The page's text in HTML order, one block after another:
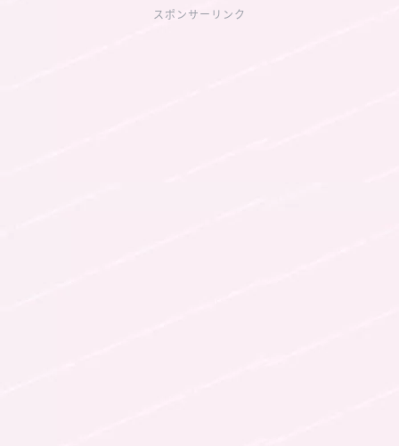
スポンサーリンク